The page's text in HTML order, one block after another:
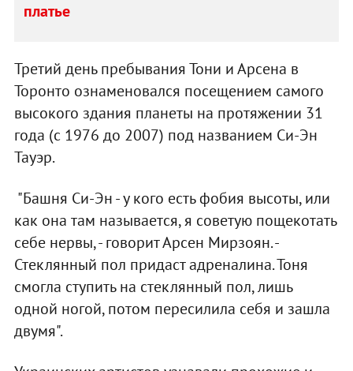
платье
Третий день пребывания Тони и Арсена в
Торонто ознаменовался посещением самого
высокого здания планеты на протяжении 31
года (с 1976 до 2007) под названием Си-Эн
Тауэр.
"Башня Си-Эн - у кого есть фобия высоты, или
как она там называется, я советую пощекотать
себе нервы, - говорит Арсен Мирзоян. -
Стеклянный пол придаст адреналина. Тоня
смогла ступить на стеклянный пол, лишь
одной ногой, потом пересилила себя и зашла
двумя".